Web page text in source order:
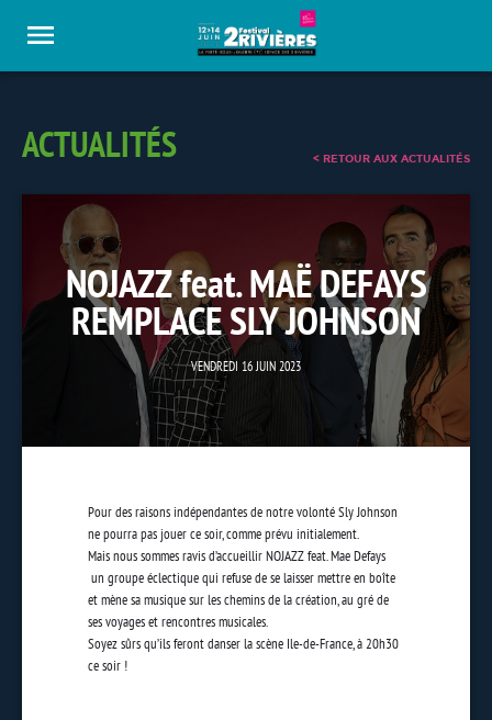
ACTUALITÉS < RETOUR AUX ACTUALITÉS
NOJAZZ feat. MAË DEFAYS
REMPLACE SLY JOHNSON
VENDREDI 16 JUIN 2023
Pour des raisons indépendantes de notre volonté Sly Johnson
ne pourra pas jouer ce soir, comme prévu initialement.
Mais nous sommes ravis d’accueillir NOJAZZ feat. Mae Defays
un groupe éclectique qui refuse de se laisser mettre en boîte
et mène sa musique sur les chemins de la création, au gré de
ses voyages et rencontres musicales.
Soyez sûrs qu’ils feront danser la scène Ile-de-France, à 20h30
ce soir !